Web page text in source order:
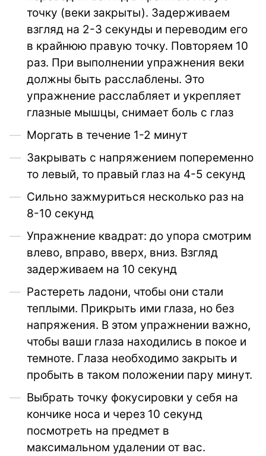
точку (веки закрыты). Задерживаем
взгляд на 2-3 секунды и переводим его
в крайнюю правую точку. Повторяем 10
раз. При выполнении упражнения веки
должны быть расслаблены. Это
упражнение расслабляет и укрепляет
глазные мышцы, снимает боль с глаз
Моргать в течение 1-2 минут
Закрывать с напряжением попеременно
то левый, то правый глаз на 4-5 секунд
Сильно зажмуриться несколько раз на
8-10 секунд
Упражнение квадрат: до упора смотрим
влево, вправо, вверх, вниз. Взгляд
задерживаем на 10 секунд
Растереть ладони, чтобы они стали
теплыми. Прикрыть ими глаза, но без
напряжения. В этом упражнении важно,
чтобы ваши глаза находились в покое и
темноте. Глаза необходимо закрыть и
пробыть в таком положении пару минут.
Выбрать точку фокусировки у себя на
кончике носа и через 10 секунд
посмотреть на предмет в
максимальном удалении от вас.